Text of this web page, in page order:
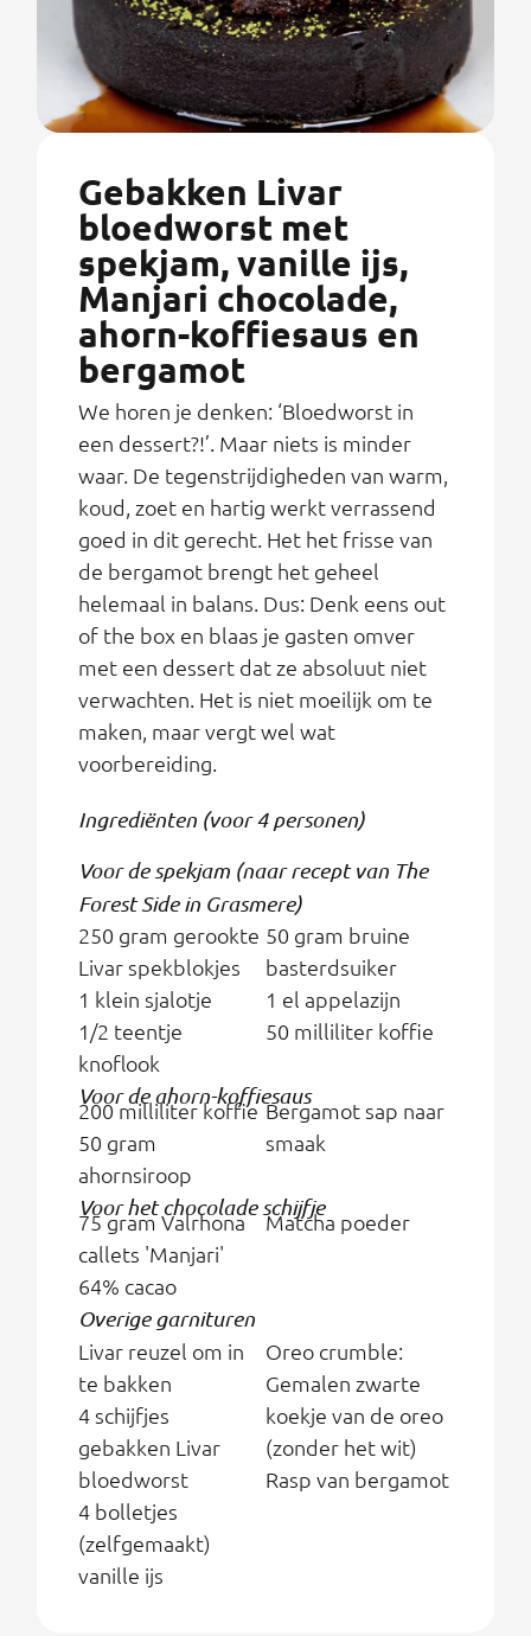
Gebakken Livar
bloedworst met
spekjam, vanille ijs,
Manjari chocolade,
ahorn-koffiesaus en
bergamot
We horen je denken: ‘Bloedworst in
een dessert?!’. Maar niets is minder
waar. De tegenstrijdigheden van warm,
koud, zoet en hartig werkt verrassend
goed in dit gerecht. Het het frisse van
de bergamot brengt het geheel
helemaal in balans. Dus: Denk eens out
of the box en blaas je gasten omver
met een dessert dat ze absoluut niet
verwachten. Het is niet moeilijk om te
maken, maar vergt wel wat
voorbereiding.
Ingrediënten (voor 4 personen)
Voor de spekjam (naar recept van The
Forest Side in Grasmere)
250 gram gerookte
Livar spekblokjes
1 klein sjalotje
1/2 teentje
knoflook
50 gram bruine
basterdsuiker
1 el appelazijn
50 milliliter koffie
Voor de ahorn-koffiesaus
200 milliliter koffie
50 gram
ahornsiroop
Bergamot sap naar
smaak
Voor het chocolade schijfje
75 gram Valrhona
callets 'Manjari'
64% cacao
Matcha poeder
Overige garnituren
Livar reuzel om in
te bakken
4 schijfjes
gebakken Livar
bloedworst
4 bolletjes
(zelfgemaakt)
vanille ijs
Oreo crumble:
Gemalen zwarte
koekje van de oreo
(zonder het wit)
Rasp van bergamot